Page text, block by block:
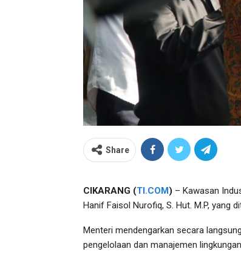
Share
CIKARANG (TI.COM) – Kawasan
Hanif Faisol Nurofiq, S. Hut. M.P, yang
Menteri mendengarkan secara
pengelolaan dan manajemen